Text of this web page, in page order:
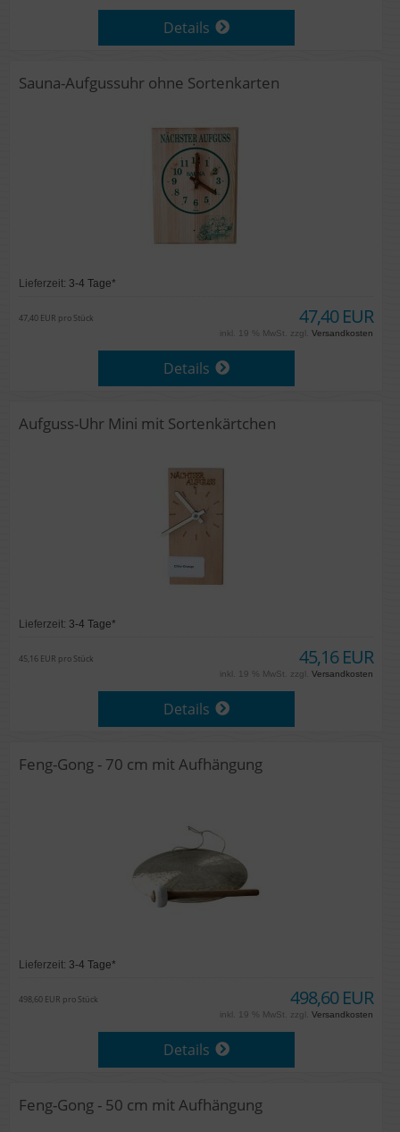
Details
Sauna-Aufgussuhr ohne Sortenkarten
Lieferzeit: 3-4 Tage*
47,40 EUR
47,40 EUR pro Stück
inkl. 19 % MwSt. zzgl.Versandkosten
Details
Aufguss-Uhr Mini mit Sortenkärtchen
Lieferzeit: 3-4 Tage*
45,16 EUR
45,16 EUR pro Stück
inkl. 19 % MwSt. zzgl.Versandkosten
Details
Feng-Gong - 70 cm mit Aufhängung
Lieferzeit: 3-4 Tage*
498,60 EUR
498,60 EUR pro Stück
inkl. 19 % MwSt. zzgl.Versandkosten
Details
Feng-Gong - 50 cm mit Aufhängung